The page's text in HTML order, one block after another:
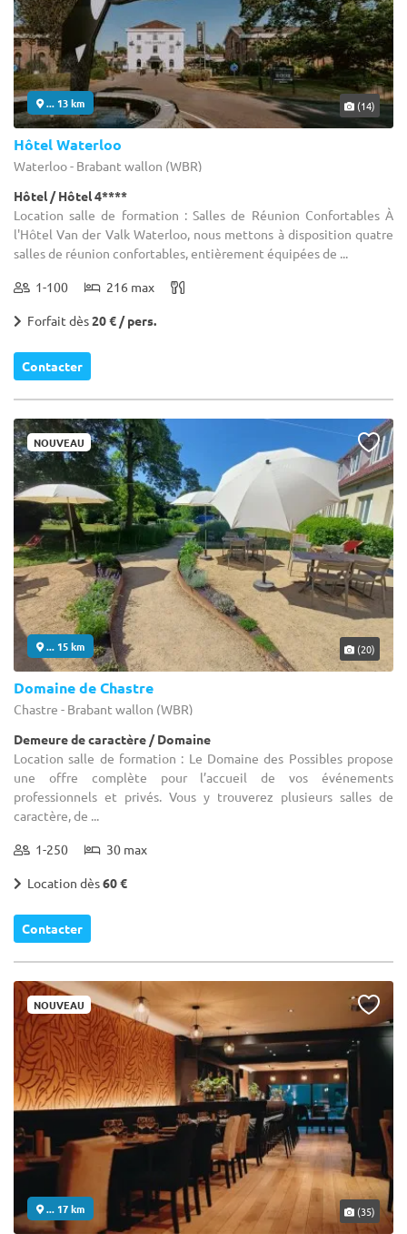
... 13 km (14)
Hôtel Waterloo
Waterloo - Brabant wallon (WBR)
Hôtel / Hôtel 4****
Location salle de formation : Salles de Réunion Confortables À
l'Hôtel Van der Valk Waterloo, nous mettons à disposition quatre
salles de réunion confortables, entièrement équipées de ...
1-100 216 max
Forfait dès20 € / pers.
Contacter
NOUVEAU
... 15 km (20)
Domaine de Chastre
Chastre - Brabant wallon (WBR)
Demeure de caractère / Domaine
Location salle de formation : Le Domaine des Possibles propose
une offre complète pour l’accueil de vos événements
professionnels et privés. Vous y trouverez plusieurs salles de
caractère, de ...
1-250 30 max
Location dès60 €
Contacter
NOUVEAU
... 17 km (35)